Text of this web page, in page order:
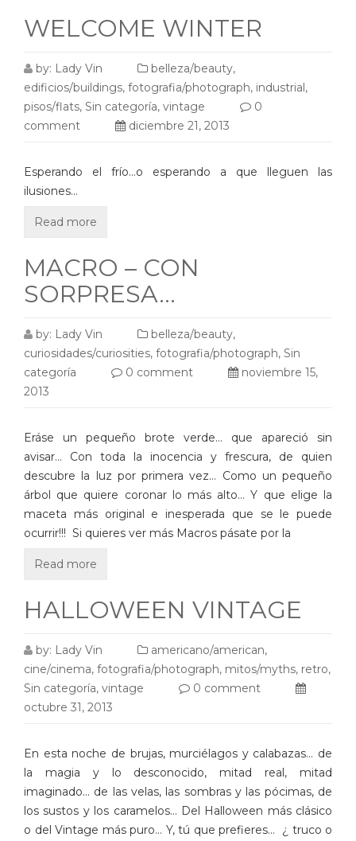
WELCOME WINTER
by: Lady Vin belleza/beauty,
edificios/buildings, fotografia/photograph, industrial,
pisos/flats, Sin categoría, vintage
0
comment
diciembre 21, 2013
Esperando el frío…o esperando a que lleguen las
ilusiones…
Read more
MACRO – CON
SORPRESA…
by: Lady Vin belleza/beauty,
curiosidades/curiosities, fotografia/photograph, Sin
categoría
0 comment
noviembre 15,
2013
Eráse un pequeño brote verde… que apareció sin
avisar… Con toda la inocencia y frescura, de quien
descubre la luz por primera vez… Como un pequeño
árbol que quiere coronar lo más alto… Y que elige la
maceta más original e inesperada que se le puede
ocurrir!!! Si quieres ver más Macros pásate por la
Read more
HALLOWEEN VINTAGE
by: Lady Vin americano/american,
cine/cinema, fotografia/photograph, mitos/myths, retro,
Sin categoría, vintage
0 comment
octubre 31, 2013
En esta noche de brujas, murciélagos y calabazas… de
la magia y lo desconocido, mitad real, mitad
imaginado… de las velas, las sombras y las pócimas, de
los sustos y los caramelos… Del Halloween más clásico
o del Vintage más puro… Y, tú que prefieres… ¿ truco o